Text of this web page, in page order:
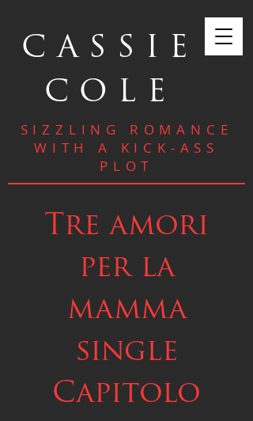
CASSIE
COLE
SIZZLING ROMANCE
WITH A KICK-ASS
PLOT
Tre amori
per la
mamma
single
Capitolo